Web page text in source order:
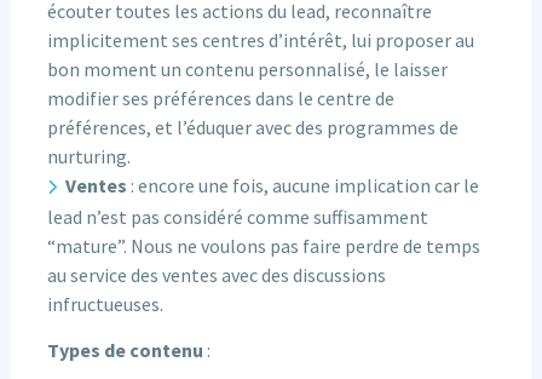
écouter toutes les actions du lead, reconnaître
implicitement ses centres d’intérêt, lui proposer au
bon moment un contenu personnalisé, le laisser
modifier ses préférences dans le centre de
préférences, et l’éduquer avec des programmes de
nurturing.
Ventes : encore une fois, aucune implication car le
lead n’est pas considéré comme suffisamment
“mature”. Nous ne voulons pas faire perdre de temps
au service des ventes avec des discussions
infructueuses.
Types de contenu :